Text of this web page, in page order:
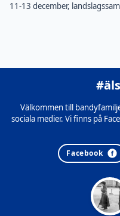
11-13 december,
Välkommen till
sociala medier. Vi finns på
Facebook